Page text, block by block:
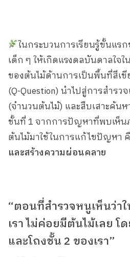
ในกระบวนการเรียนรู้ขั้นแร
เด็ก ๆ ให้เกิดแรงดลบันดาลใจ
ของต้นไม้ด้านการเป็นพื้นที่สีเ
(Q-Question) นำไปสู่การสำรว
(จำนวนต้นไม้) และสืบเสาะค้น
ชั้นที่ 1 จากการปัญหาที่พบเห็น
ต้นไม้มาใช้ในการแก้ไขปัญหา
และสร้างความผ่อนคลาย
“ตอนที่สำรวจหนูเห็นว่า
เรา ไม่ค่อยมีต้นไม้เลย โ
และโถงชั้น 2 ของเรา”